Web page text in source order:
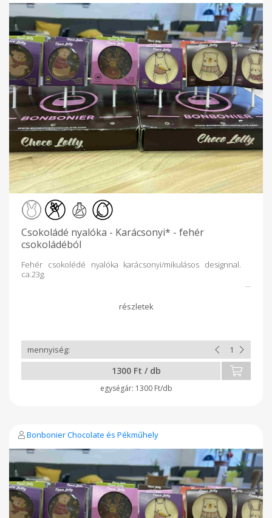
Csokoládé nyalóka - Karácsonyi* - fehér
csokoládéból
Fehér csokolédé nyalóka karácsonyi/mikulásos designnal.
ca.23g.
1300 Ft / db
1300 Ft/db
Bonbonier Chocolate és Pékműhely